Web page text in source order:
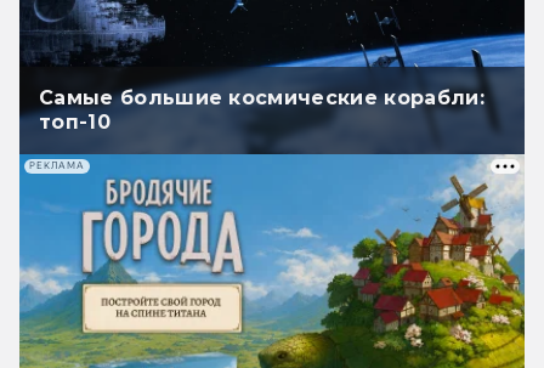
Самые большие космические корабли:
топ-10
РЕКЛАМА